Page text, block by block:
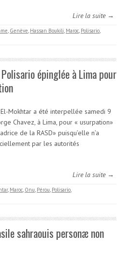
Lire la suite →
, Genève, Hassan Boukili, Maroc, Polisario,
épinglée à Lima pour
Mokhtar a été interpellée samedi 9
Chavez, à Lima, pour « usurpation»
de la RASD» puisqu’elle n’a
par les autorités
Lire la suite →
, Maroc, Onu, Pérou, Polisario,
sahraouis personæ non